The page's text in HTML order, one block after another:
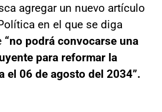
agregar un nuevo artículo
en el que se diga
“no podrá convocarse una
para reformar la
el 06 de agosto del 2034”.